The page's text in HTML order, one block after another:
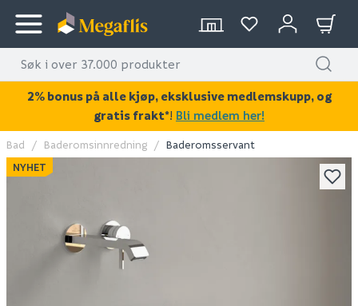
KAN DISSE VÆRE AV INTERESSE?
Bad Baderomsinnredning
Baderomsservant
NYHET
2% bonus på alle kjøp, eksklusive medlemskupp, og
gratis frakt*! Bli medlem her!